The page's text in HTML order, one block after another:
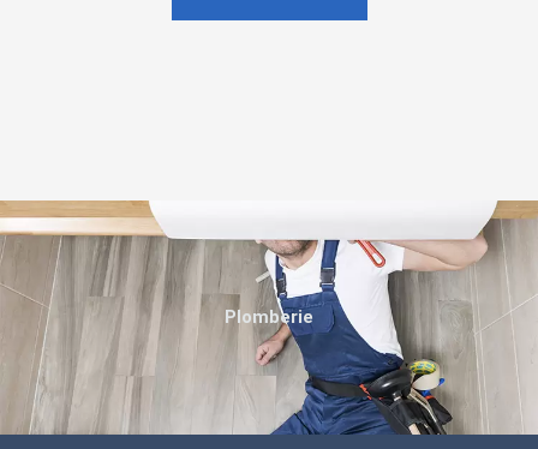
Plomberie